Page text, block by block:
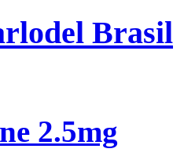
Brasil
2.5mg